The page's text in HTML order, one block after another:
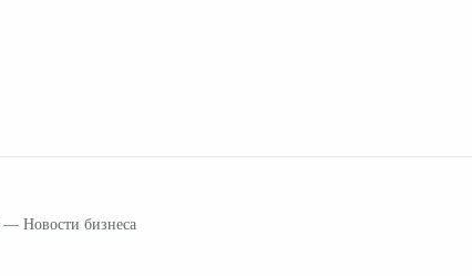
— Новости бизнеса